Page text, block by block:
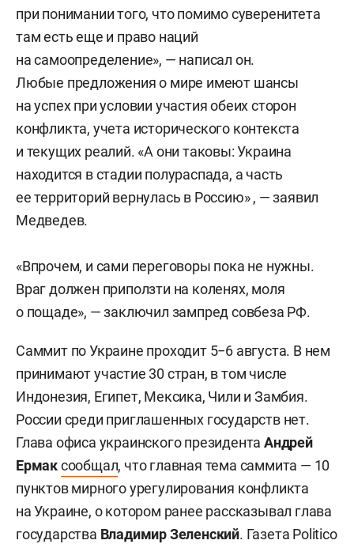
при понимании того, что помимо суверенитета
там есть еще и право наций
на самоопределение», — написал он.
Любые предложения о мире имеют шансы
на успех при условии участия обеих сторон
конфликта, учета исторического контекста
и текущих реалий. «А они таковы: Украина
находится в стадии полураспада, а часть
ее территорий вернулась в Россию» , — заявил
Медведев.
«Впрочем, и сами переговоры пока не нужны.
Враг должен приползти на коленях, моля
о пощаде», — заключил зампред совбеза РФ.
Саммит по Украине проходит 5−6 августа. В нем
принимают участие 30 стран, в том числе
Индонезия, Египет, Мексика, Чили и Замбия.
России среди приглашенных государств нет.
Глава офиса украинского президента Андрей
Ермаксообщал, что главная тема саммита — 10
пунктов мирного урегулирования конфликта
на Украине, о котором ранее рассказывал глава
государства Владимир Зеленский. Газета Politico